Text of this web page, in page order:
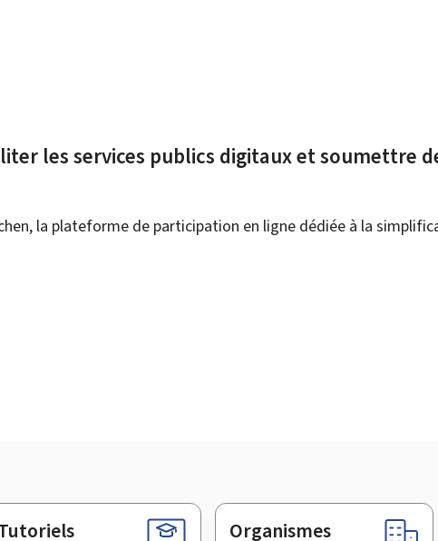
les services publics digitaux et soumettre
la plateforme de participation en ligne dédiée à la
Organismes